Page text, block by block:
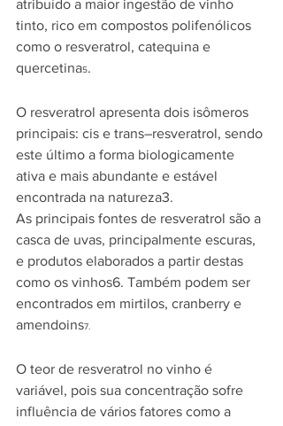
atribuído a maior ingestão de vinho
tinto, rico em compostos polifenólicos
como o resveratrol, catequina e
quercetina5.
O resveratrol apresenta dois isômeros
principais: cis e trans–resveratrol, sendo
este último a forma biologicamente
ativa e mais abundante e estável
encontrada na natureza3.
As principais fontes de resveratrol são a
casca de uvas, principalmente escuras,
e produtos elaborados a partir destas
como os vinhos6. Também podem ser
encontrados em mirtilos, cranberry e
amendoins7.
O teor de resveratrol no vinho é
variável, pois sua concentração sofre
influência de vários fatores como a